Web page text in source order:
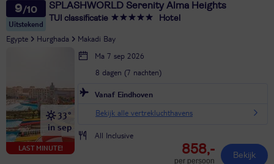
9
Uitstekend
SPLASHWORLD Serenity Alma Heights
TUI classificatie Hotel
Egypte Hurghada Makadi Bay
LAST MINUTE!
33°
in sep
Ma 7 sep 2026
8 dagen (7 nachten)
Vanaf Eindhoven
Bekijk alle vertrekluchthavens
All Inclusive
858,-
per persoon
Bekijk